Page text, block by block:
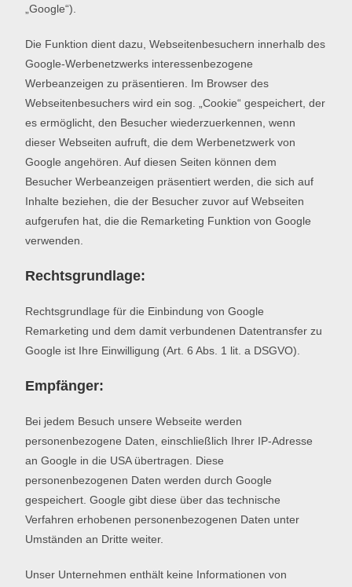
„Google“).
Die Funktion dient dazu, Webseitenbesuchern innerhalb des
Google-Werbenetzwerks interessenbezogene
Werbeanzeigen zu präsentieren. Im Browser des
Webseitenbesuchers wird ein sog. „Cookie“ gespeichert, der
es ermöglicht, den Besucher wiederzuerkennen, wenn
dieser Webseiten aufruft, die dem Werbenetzwerk von
Google angehören. Auf diesen Seiten können dem
Besucher Werbeanzeigen präsentiert werden, die sich auf
Inhalte beziehen, die der Besucher zuvor auf Webseiten
aufgerufen hat, die die Remarketing Funktion von Google
verwenden.
Rechtsgrundlage:
Rechtsgrundlage für die Einbindung von Google
Remarketing und dem damit verbundenen Datentransfer zu
Google ist Ihre Einwilligung (Art. 6 Abs. 1 lit. a DSGVO).
Empfänger:
Bei jedem Besuch unsere Webseite werden
personenbezogene Daten, einschließlich Ihrer IP-Adresse
an Google in die USA übertragen. Diese
personenbezogenen Daten werden durch Google
gespeichert. Google gibt diese über das technische
Verfahren erhobenen personenbezogenen Daten unter
Umständen an Dritte weiter.
Unser Unternehmen enthält keine Informationen von